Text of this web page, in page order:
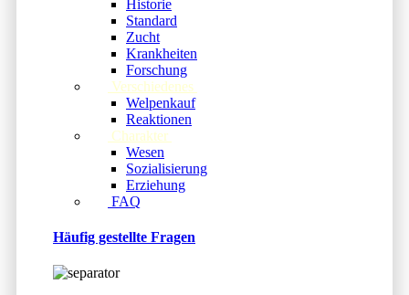
Historie
Standard
Zucht
Krankheiten
Forschung
Verschiedenes
Welpenkauf
Reaktionen
Charakter
Wesen
Sozialisierung
Erziehung
FAQ
Häufig gestellte Fragen